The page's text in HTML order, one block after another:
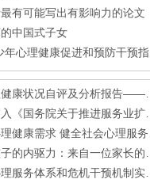
有可能写出有影响力的论文
中国式子女
康促进和预防干预指南：帮助青少年茁壮成长》
况自评及分析报告——来自鼎兴高级中学
院关于推进服务业扩能提质的意见》的重大意义
健康需求 健全社会心理服务体系
的内驱力：来自一位家长的经验
务体系和危机干预机制实施方案